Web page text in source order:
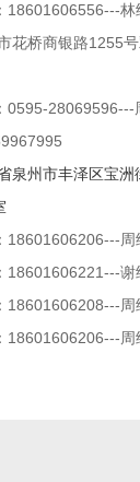
18601606556---林
花桥商银路1255
0595-28069596---
泉州市丰泽区宝
18601606206---周
18601606221---谢
18601606208---周
18601606206---周